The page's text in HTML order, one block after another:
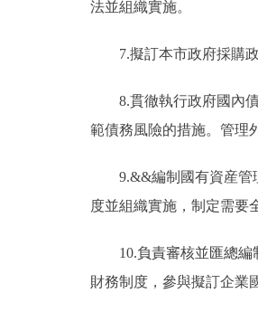
法並組織實施。
7.擬訂本市政府採購政
8.貫徹執行政府國內債
範債務風險的措施。管理
9.&&編制國有資産管理
度並組織實施，制定需要
10.負責審核並匯總編制
財務制度，參與擬訂企業